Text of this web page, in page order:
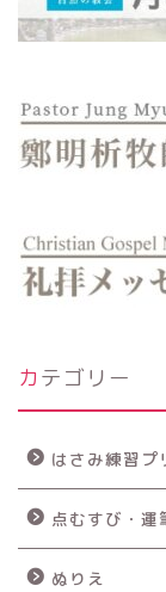
カテゴリー
はさみ練習プ
点むすび・運
ぬりえ